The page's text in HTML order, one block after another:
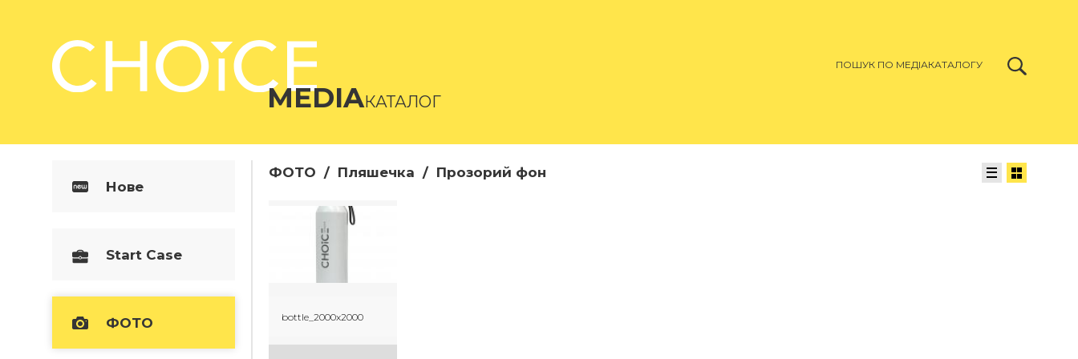
MEDIAКАТАЛОГ
Нове
Start Case
ФОТО
ФОТО / Пляшечка / Прозорий фон
bottle_2000x2000